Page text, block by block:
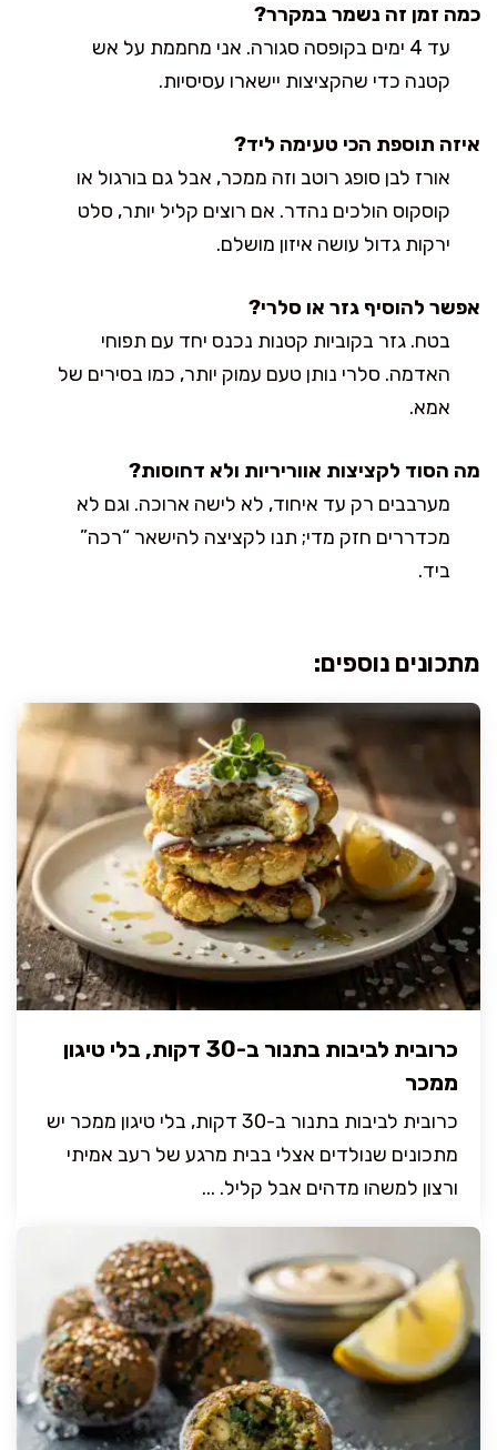
כמה זמן זה נשמר במקרר?
עד 4 ימים בקופסה סגורה. אני מחממת על אש
קטנה כדי שהקציצות יישארו עסיסיות.
איזה תוספת הכי טעימה ליד?
אורז לבן סופג רוטב וזה ממכר, אבל גם בורגול או
קוסקוס הולכים נהדר. אם רוצים קליל יותר, סלט
ירקות גדול עושה איזון מושלם.
אפשר להוסיף גזר או סלרי?
בטח. גזר בקוביות קטנות נכנס יחד עם תפוחי
האדמה. סלרי נותן טעם עמוק יותר, כמו בסירים של
אמא.
מה הסוד לקציצות אווריריות ולא דחוסות?
מערבבים רק עד איחוד, לא לישה ארוכה. וגם לא
מכדררים חזק מדי; תנו לקציצה להישאר “רכה”
ביד.
מתכונים נוספים:
כרובית לביבות בתנור ב-30 דקות, בלי טיגון
ממכר
כרובית לביבות בתנור ב-30 דקות, בלי טיגון ממכר יש
מתכונים שנולדים אצלי בבית מרגע של רעב אמיתי
ורצון למשהו מדהים אבל קליל. ...